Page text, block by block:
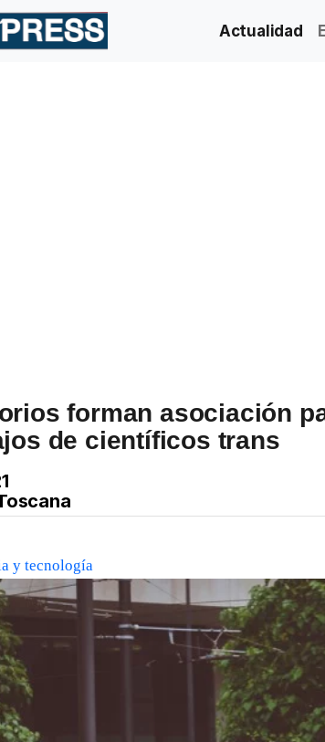
Actualidad
forman asociación
de científicos trans
y tecnología